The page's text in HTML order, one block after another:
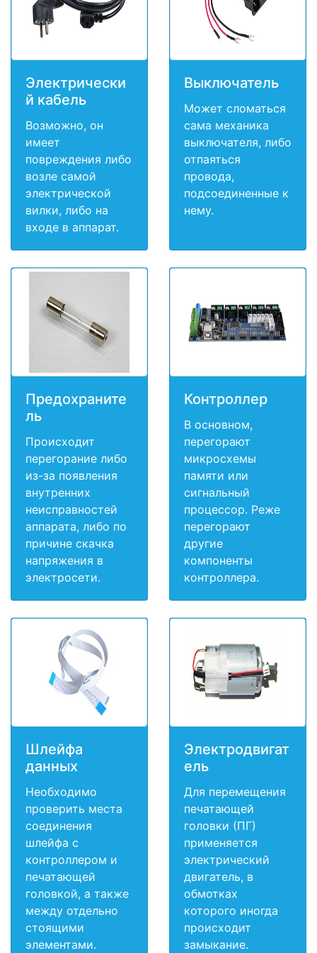
Электрически
й кабель
Возможно, он
имеет
повреждения либо
возле самой
электрической
вилки, либо на
входе в аппарат.
Выключатель
Может сломаться
сама механика
выключателя, либо
отпаяться
провода,
подсоединенные к
нему.
Предохраните
ль
Происходит
перегорание либо
из-за появления
внутренних
неисправностей
аппарата, либо по
причине скачка
напряжения в
электросети.
Контроллер
В основном,
перегорают
микросхемы
памяти или
сигнальный
процессор. Реже
перегорают
другие
компоненты
контроллера.
Шлейфа
данных
Необходимо
проверить места
соединения
шлейфа с
контроллером и
печатающей
головкой, а также
между отдельно
стоящими
элементами.
Электродвигат
ель
Для перемещения
печатающей
головки (ПГ)
применяется
электрический
двигатель, в
обмотках
которого иногда
происходит
замыкание.